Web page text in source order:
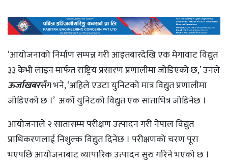
‘आयोजनाको निर्माण सम्पन्न गरी आइतबारदेखि एक मेगावाट विद्युत
३३ केभी लाइन मार्फत राष्ट्रिय प्रसारण प्रणालीमा जोडिएको छ,’ उनले
ऊर्जाखबरसँग भने, ‘अहिले एउटा युनिटको मात्र विद्युत प्रणालीमा
जोडिएको छ ।’ अर्को युनिटको विद्युत एक साताभित्र जोडिनेछ ।
आयोजनाले २ सातासम्म परीक्षण उत्पादन गरी नेपाल विद्युत
प्राधिकरणलाई निशुल्क विद्युत दिनेछ । परीक्षणको चरण पूरा
भएपछि आयोजनाबाट व्यापारिक उत्पादन सुरु गरिने भएको छ ।